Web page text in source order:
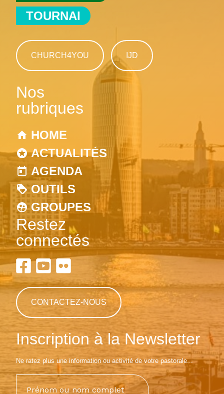
TOURNAI
CHURCH4YOU IJD
Nos
rubriques
HOME
ACTUALITÉS
AGENDA
OUTILS
GROUPES
Restez
connectés
CONTACTEZ-NOUS
Inscription à la Newsletter
Ne ratez plus une information ou activité de votre pastorale...